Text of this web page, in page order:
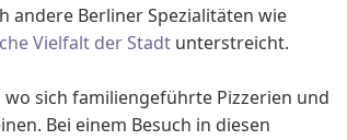
andere Berliner Spezialitäten wie
Vielfalt der Stadt unterstreicht.
sich familiengeführte Pizzerien und
Bei einem Besuch in diesen